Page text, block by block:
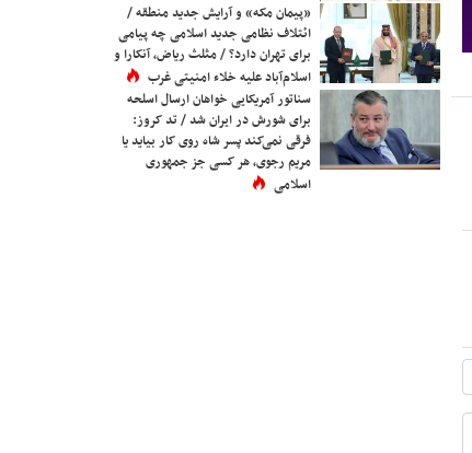
«پیمان مکه» و آرایش جدید منطقه /
ائتلاف نظامی جدید اسلامی چه پیامی
برای تهران دارد؟ / مثلث ریاض، آنکارا و
اسلام‌آباد علیه خلاء امنیتی غرب
سناتور آمریکایی خواهان ارسال اسلحه
برای شورش در ایران شد / تد کروز:
فرقی نمی‌کند پسر شاه روی کار بیاید یا
مریم رجوی، هر کسی جز جمهوری
اسلامی